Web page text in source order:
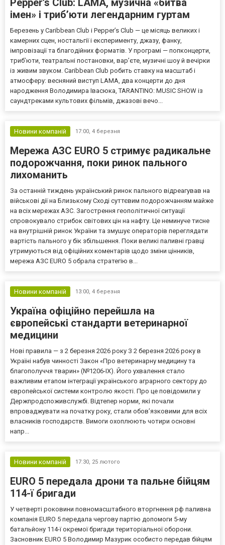
Pepper’s Club: LAMA, музична «битва
імен» і триб’юти легендарним гуртам
Березень у Caribbean Club і Pepper’s Club — це місяць великих і
камерних сцен, ностальгії і експерименту, джазу, фанку,
імпровізації та благодійних форматів. У програмі — попконцерти,
триб’юти, театральні постановки, вар’єте, музичні шоу й вечірки
із живим звуком. Caribbean Club робить ставку на масштаб і
атмосферу: весняний виступ LAMA, два концерти до дня
народження Володимира Івасюка, TARANTINO: MUSIC SHOW із
саундтреками культових фільмів, джазові вечо...
Новини компаній 17:00, 4 березня
Мережа АЗС EURO 5 стримує радикальне
подорожчання, поки ринок пального
лихоманить
За останній тиждень український ринок пального відреагував на
військові дії на Близькому Сході суттєвим подорожчанням майже
на всіх мережах АЗС. Загострення геополітичної ситуації
спровокувало стрибок світових цін на нафту. Це неминуче тисне
на внутрішній ринок України та змушує операторів переглядати
вартість пального у бік збільшення. Поки великі паливні гравці
утримуються від офіційних коментарів щодо зміни цінників,
мережа АЗС EURO 5 обрала стратегію в...
Новини компаній 13:00, 4 березня
Україна офіційно перейшла на
європейські стандарти ветеринарної
медицини
Нові правила — з 2 березня 2026 року З 2 березня 2026 року в
Україні набув чинності Закон «Про ветеринарну медицину та
благополуччя тварин» (№1206-IX). Його ухвалення стало
важливим етапом інтеграції українського аграрного сектору до
європейської системи контролю якості. Про це повідомили у
Держпродспоживслужбі. Відтепер норми, які почали
впроваджувати на початку року, стали обов’язковими для всіх
власників господарств. Вимоги охоплюють чотири основні
напр...
Новини компаній 17:30, 25 лютого
EURO 5 передала дрони та пальне бійцям
114-ї бригади
У четверті роковини повномасштабного вторгнення рф паливна
компанія EURO 5 передала чергову партію допомоги 5-му
батальйону 114-ї окремої бригади територіальної оборони.
Засновник EURO 5 Володимир Мазурик особисто передав бійцям